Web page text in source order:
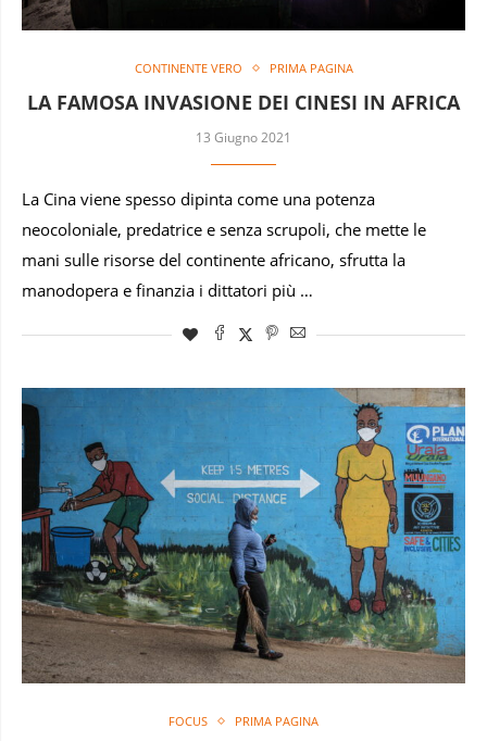
CONTINENTE VERO PRIMA PAGINA
LA FAMOSA INVASIONE DEI CINESI IN AFRICA
13 Giugno 2021
La Cina viene spesso dipinta come una potenza
neocoloniale, predatrice e senza scrupoli, che mette le
mani sulle risorse del continente africano, sfrutta la
manodopera e finanzia i dittatori più …
FOCUS PRIMA PAGINA